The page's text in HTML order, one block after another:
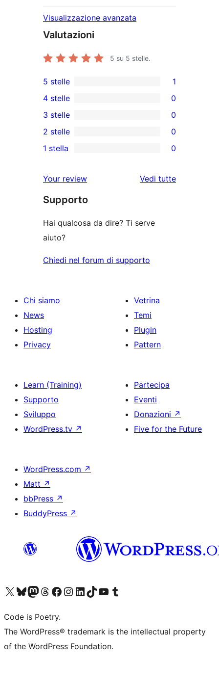
Visualizzazione avanzata
Valutazioni
5 su 5 stelle.
1
5-
recensioni
a
stelle
5 stelle 1
recensioni
a
4-
4 stelle 0
0
recensioni
a
stelle
3 stelle 0
recensioni
2-
stelle
2 stelle 0
a
1-
1 stella 0
Your review
Vedi tutte
Supporto
Hai qualcosa da dire? Ti serve
aiuto?
Chiedi nel forum di supporto
Chi siamo
News
Hosting
Privacy
Vetrina
Temi
Plugin
Pattern
Learn (Training)
Supporto
Sviluppo
WordPress.tv ↗
Partecipa
Eventi
Donazioni ↗
Five for the Future
WordPress.com ↗
Matt ↗
bbPress ↗
BuddyPress ↗
Visita il nostro account X (ex Twitter)
Visita il nostro account Bluesky
Visita il nostro account Mastodon
Visita il nostro account Threads
Visita la nostra pagina Facebook
Visita il nostro account Instagram
Visita il nostro account LinkedIn
Visita il nostro account TikTok
Visita il nostro canale YouTube
Visita il nostro account Tumblr
Code is Poetry.
The WordPress® trademark is the intellectual property
of the WordPress Foundation.